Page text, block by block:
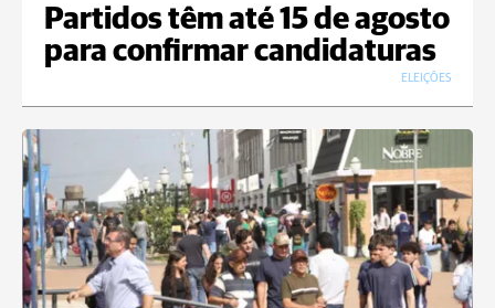
Partidos têm até 15 de agosto
para confirmar candidaturas
ELEIÇÕES